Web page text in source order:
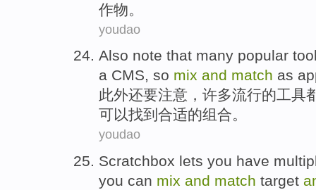
作物 。
youdao
Also note that many popular
a CMS, so mix and match as
此外还要注意 ， 许多流行的工具
可以找到合适的组合。
youdao
Scratchbox lets you have
you can mix and match target